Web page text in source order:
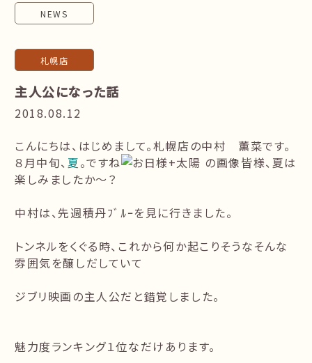
NEWS
札幌店
主人公になった話
2018.08.12
こんにちは、はじめまして。札幌店の中村 薫菜です。
８月中旬、 夏。ですね
皆様、夏は
楽しみましたか～？
中村は、先週積丹ﾌﾞﾙｰを見に行きました。
トンネルをくぐる時、これから何か起こりそうなそんな
雰囲気を醸しだしていて
ジブリ映画の主人公だと錯覚しました。
魅力度ランキング１位なだけあります。